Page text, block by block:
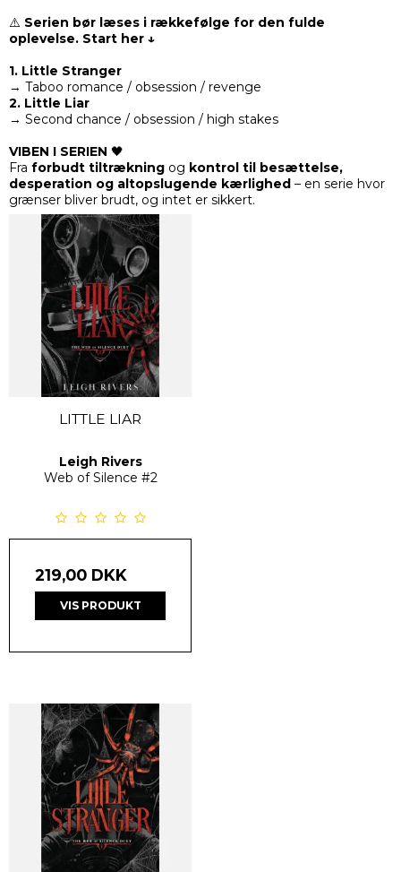
⚠️ Serien bør læses i rækkefølge for den fulde
oplevelse. Start her ↓
1. Little Stranger
→ Taboo romance / obsession / revenge
2. Little Liar
→ Second chance / obsession / high stakes
VIBEN I SERIEN 🖤
Fra forbudt tiltrækning og kontrol til besættelse,
desperation og altopslugende kærlighed – en serie hvor
grænser bliver brudt, og intet er sikkert.
LITTLE LIAR
Leigh Rivers
Web of Silence #2
219,00 DKK
VIS PRODUKT